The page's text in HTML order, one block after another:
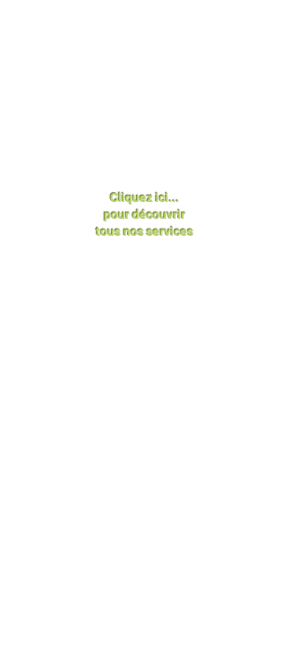
Cliquez ici...
pour découvrir
tous nos services